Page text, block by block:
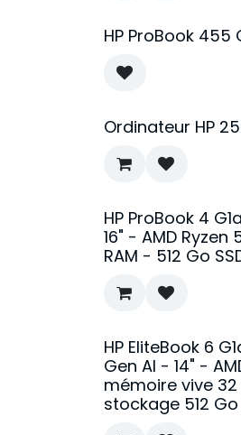
En rupture de stockHP ProBook 455
Ordinateur HP
HP ProBook 4
16" - AMD Ryzen
RAM - 512 Go
HP EliteBook 6
Gen AI - 14" -
mémoire vive 32
stockage 512